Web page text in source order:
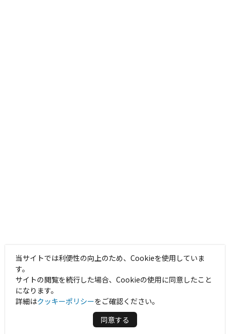
当サイトでは利便性の向上のため、Cookieを使用していま
す。
サイトの閲覧を続行した場合、Cookieの使用に同意したこと
になります。
詳細はクッキーポリシーをご確認ください。
同意する